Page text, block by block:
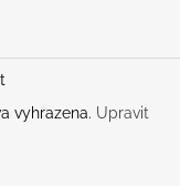
vyhrazena. Upravit